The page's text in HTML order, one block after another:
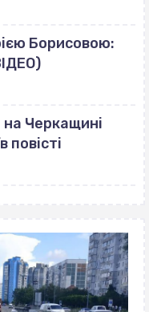
Борисовою:
Черкащині
повісті